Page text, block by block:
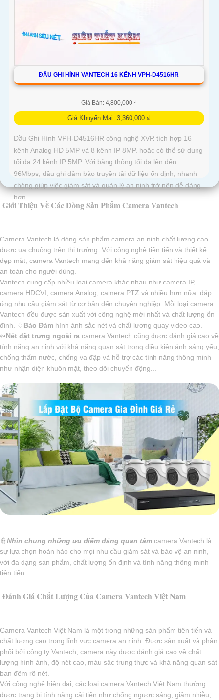
ĐẦU GHI HÌNH VANTECH 16 KÊNH VPH-D4516HR
Giá Bán: 4,800,000 ₫
Giá Khuyến Mại: 3,360,000 ₫
Đầu Ghi Hình VPH-D4516HR công nghệ XVR tích hợp 16
kênh Analog HD 5MP và 8 kênh IP 8MP, hoặc có thể sử dụng
tối đa 24 kênh IP 5MP. Với băng thông tối đa lên đến
96Mbps, đầu ghi đảm bảo truyền tải dữ liệu ổn định, nhanh
chóng giúp việc giám sát và quản lý an ninh trở nên dễ dàng
hơn
Giới Thiệu Về Các Dòng Sản Phẩm Camera Vantech
Camera Vantech là dòng sản phẩm camera an ninh chất lượng cao
được ưa chuộng trên thị trường. Với công nghệ tiên tiến và thiết kế
đẹp mắt, camera Vantech mang đến khả năng giám sát hiệu quả và
an toàn cho người dùng.
Vantech cung cấp nhiều loại camera khác nhau như camera IP,
camera HDCVI, camera Analog, camera PTZ và nhiều hơn nữa, đáp
ứng nhu cầu giám sát từ cơ bản đến chuyên nghiệp. Mỗi loại camera
Vantech đều được sản xuất với công nghệ mới nhất và chất lượng ổn
định, ♢ Bảo Đảm hình ảnh sắc nét và chất lượng quay video cao.
↭Nét đặt trưng ngoài ra camera Vantech cũng được đánh giá cao về
tính năng an ninh với khả năng quan sát trong điều kiện ánh sáng yếu,
chống thấm nước, chống va đập và hỗ trợ các tính năng thông minh
như nhận diện khuôn mặt, theo dõi chuyển động...
👮Nhìn chung những ưu điểm đáng quan tâm camera Vantech là
sự lựa chọn hoàn hảo cho mọi nhu cầu giám sát và bảo vệ an ninh,
với đa dạng sản phẩm, chất lượng ổn định và tính năng thông minh
tiên tiến.
Đánh Giá Chất Lượng Của Camera Vantech Việt Nam
Camera Vantech Việt Nam là một trong những sản phẩm tiên tiến và
chất lượng cao trong lĩnh vực camera an ninh. Được sản xuất và phân
phối bởi công ty Vantech, camera này được đánh giá cao về chất
lượng hình ảnh, độ nét cao, màu sắc trung thực và khả năng quan sát
ban đêm rõ nét.
Với công nghệ hiện đại, các loại camera Vantech Việt Nam thường
được trang bị tính năng cải tiến như chống ngược sáng, giảm nhiễu,